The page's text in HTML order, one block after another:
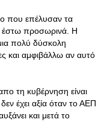
που επέλυσαν τα
έστω προσωρινά. Η
πολύ δύσκολη
και αμφιβάλλω αν αυτό
τη κυβέρνηση είναι
έχει αξία όταν το ΑΕΠ
και μετά το